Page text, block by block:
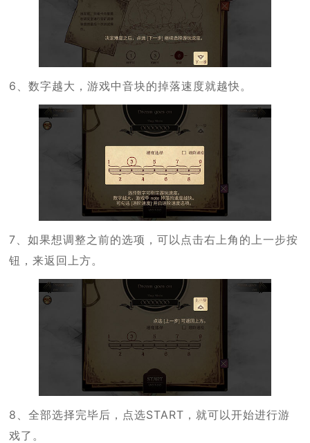
6、数字越大，游戏中音块的掉落速度就越快。
7、如果想调整之前的选项，可以点击右上角的上一步按
钮，来返回上方。
8、全部选择完毕后，点选START，就可以开始进行游
戏了。